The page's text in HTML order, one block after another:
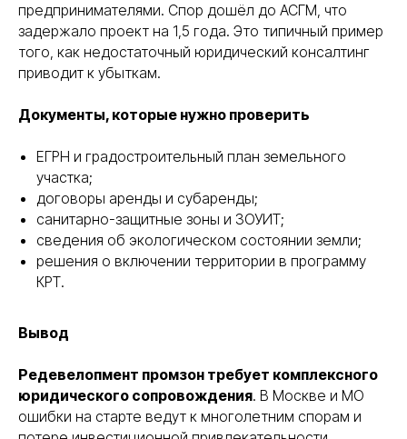
предпринимателями. Спор дошёл до АСГМ, что
задержало проект на 1,5 года. Это типичный пример
того, как недостаточный юридический консалтинг
приводит к убыткам.
Документы, которые нужно проверить
ЕГРН и градостроительный план земельного
участка;
договоры аренды и субаренды;
санитарно-защитные зоны и ЗОУИТ;
сведения об экологическом состоянии земли;
решения о включении территории в программу
КРТ.
Вывод
Редевелопмент промзон требует комплексного
юридического сопровождения. В Москве и МО
ошибки на старте ведут к многолетним спорам и
ПОМОЖЕМОПРЕДЕЛИТЬСЯ